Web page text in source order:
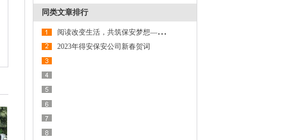
同类文章排行
阅
读改变生活，共筑保安梦想——广东得安保安系统读书月
2023年得安保安公司新春贺词